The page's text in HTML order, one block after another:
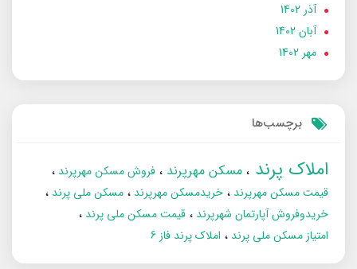
آذر 1402
آبان 1402
مهر 1402
برچسب‌ها
املاک پرند مسکن مهرپرند
فروش مسکن مهرپرند
قیمت مسکن مهرپرند
خریدمسکن مهرپرند
مسکن ملی پرند
خریدوفروش آپارتمان شهرپرند
قیمت مسکن ملی پرند
امتیاز مسکن ملی پرند
املاک پرند فاز 6